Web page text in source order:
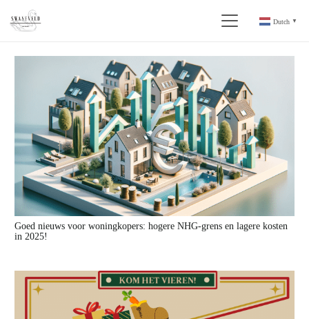
Dutch ▼
Goed nieuws voor woningkopers: hogere NHG-grens en lagere kosten
in 2025!